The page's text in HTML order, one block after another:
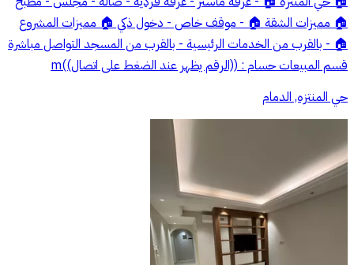
🏠 مميزات الشقة 🏠 - موقف خاص - دخول ذكي 🏠 مميزات المشروع
🏠 - بالقرب من الخدمات الرئيسية - بالقرب من المسجد التواصل مباشرة
قسم المبيعات حسام : ((الرقم يظهر عند الضغط على اتصال))m
حي المنتزه, الدمام